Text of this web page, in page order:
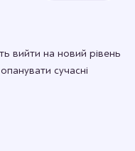
вийти на новий рівень
сучасні